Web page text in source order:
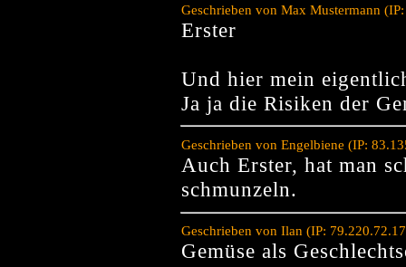
Geschrieben von Max Mustermann
Erster
Und hier mein
Ja ja die Risiken der
Geschrieben von Engelbiene (IP:
Auch Erster, hat man
schmunzeln.
Geschrieben von Ilan (IP:
Gemüse als